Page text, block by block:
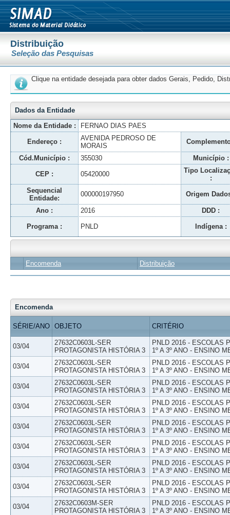
Distribuição
Seleção das Pesquisas
Clique na entidade desejada para obter dados Gerais, Pedido,
Dados da Entidade
Nome da Entidade :
FERNAO DIAS PAES
Endereço :
AVENIDA PEDROSO DE
MORAIS
Cód.Município : 355030 Município :
CEP : 05420000
Tipo
:
Sequencial
Entidade:
000000197950 Origem
Ano : 2016 DDD :
Programa : PNLD Indígena :
Encomenda Distribuição
Encomenda
SÉRIE/ANO OBJETO CRITÉRIO
03/04
27632C0603L-SER
PROTAGONISTA HISTÓRIA 3
PNLD 2016 - ESCOLAS
1º A 3º ANO - ENSINO
03/04
27632C0603L-SER
PROTAGONISTA HISTÓRIA 3
PNLD 2016 - ESCOLAS
1º A 3º ANO - ENSINO
03/04
27632C0603L-SER
PROTAGONISTA HISTÓRIA 3
PNLD 2016 - ESCOLAS
1º A 3º ANO - ENSINO
03/04
27632C0603L-SER
PROTAGONISTA HISTÓRIA 3
PNLD 2016 - ESCOLAS
1º A 3º ANO - ENSINO
03/04
27632C0603L-SER
PROTAGONISTA HISTÓRIA 3
PNLD 2016 - ESCOLAS
1º A 3º ANO - ENSINO
03/04
27632C0603L-SER
PROTAGONISTA HISTÓRIA 3
PNLD 2016 - ESCOLAS
1º A 3º ANO - ENSINO
03/04
27632C0603L-SER
PROTAGONISTA HISTÓRIA 3
PNLD 2016 - ESCOLAS
1º A 3º ANO - ENSINO
03/04
27632C0603L-SER
PROTAGONISTA HISTÓRIA 3
PNLD 2016 - ESCOLAS
1º A 3º ANO - ENSINO
03/04
27632C0603M-SER
PROTAGONISTA HISTÓRIA 3
PNLD 2016 - ESCOLAS
1º A 3º ANO - ENSINO